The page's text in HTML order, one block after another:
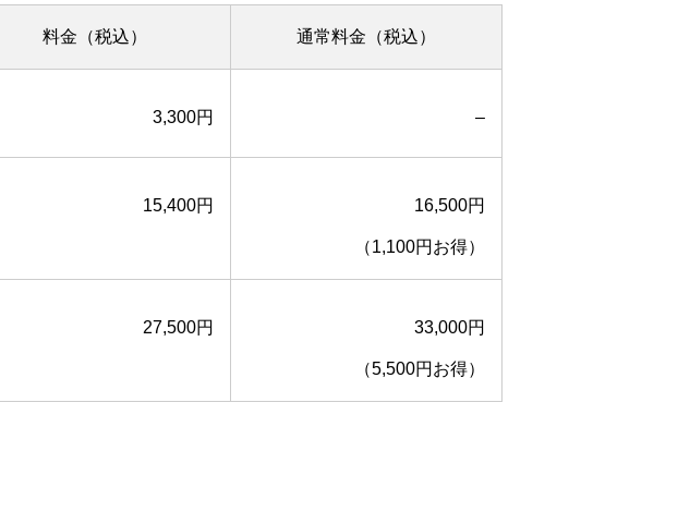
料金（税込） 通常料金（税込）
3,300円 –
15,400円 16,500円
（1,100円お得）
27,500円 33,000円
（5,500円お得）